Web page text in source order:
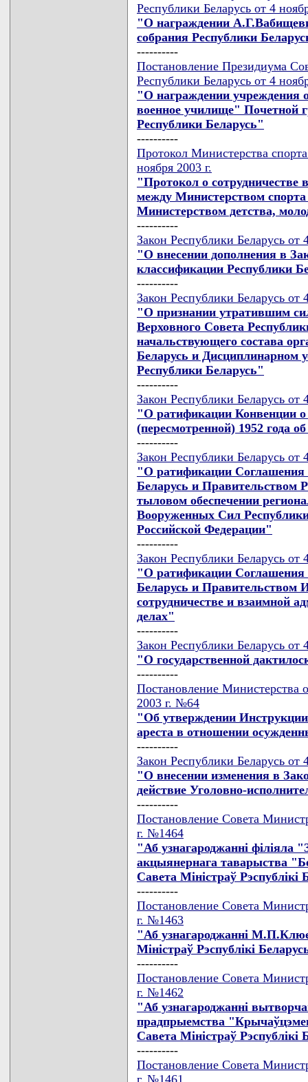
Республики Беларусь от 4
"О награждении
собрания Республики
----------
Постановление Президиума
Республики Беларусь от 4
"О награждении учреждения
военное училище" Почетной
Республики Беларусь"
----------
Протокол Министерства
ноября 2003 г.
"Протокол о сотрудничестве
между Министерством
Министерством детства,
----------
Закон Республики Беларусь
"О внесении дополнения в
классификации Республики
----------
Закон Республики Беларусь
"О признании утратившим
Верховного Совета
начальствующего состава
Беларусь и Дисциплинарном
Республики Беларусь"
----------
Закон Республики Беларусь
"О ратификации Конвенции о
(пересмотренной) 1952 года
----------
Закон Республики Беларусь
"О ратификации Соглашения
Беларусь и Правительством
тыловом обеспечении
Вооруженных Сил
Российской Федерации"
----------
Закон Республики Беларусь
"О ратификации Соглашения
Беларусь и Правительством
сотрудничестве и взаимной
делах"
----------
Закон Республики Беларусь
"О государственной
----------
Постановление Министерства
2003 г. №64
"Об утверждении
ареста в отношении
----------
Закон Республики Беларусь
"О внесении изменения в
действие Уголовно-
----------
Постановление Совета
г. №1464
"Аб узнагароджаннi фiлiяла
акцыянернага таварыства
Савета Мiнiстраў Рэспублiкi
----------
Постановление Совета
г. №1463
"Аб узнагароджаннi
Мiнiстраў Рэспублiкi
----------
Постановление Совета
г. №1462
"Аб узнагароджаннi
прадпрыемства
Савета Мiнiстраў Рэспублiкi
----------
Постановление Совета
г. №1461